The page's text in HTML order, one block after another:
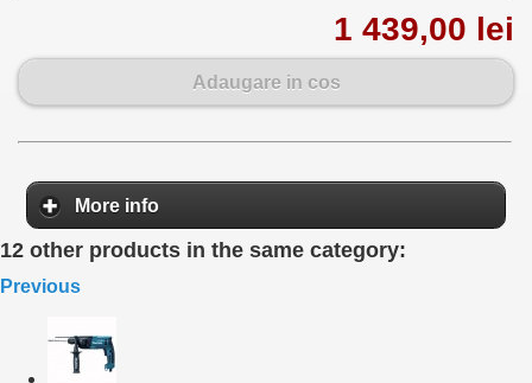
1 439,00 lei
Adaugare in cos
More info
12 other products in the same category:
Previous